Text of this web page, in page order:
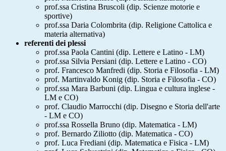
prof.ssa Cristina Bruscoli (dip. Scienze motorie e
sportive)
prof.ssa Daria Colombrita (dip. Religione Cattolica e
materia alternativa)
referenti dei plessi
prof.ssa Paola Cantini (dip. Lettere e Latino - LM)
prof.ssa Silvia Persiani (dip. Lettere e Latino - CO)
prof. Francesco Manfredi (dip. Storia e Filosofia - LM)
prof. Martinvaldo Konig (dip. Storia e Filosofia - CO)
prof.ssa Mara Barbuni (dip. Lingua e cultura inglese -
LM e CO)
prof. Claudio Marrocchi (dip. Disegno e Storia dell'arte
- LM e CO)
prof.ssa Rossella Bruno (dip. Matematica - LM)
prof. Bernardo Ziliotto (dip. Matematica - CO)
prof. Luca Frediani (dip. Matematica e Fisica - LM)